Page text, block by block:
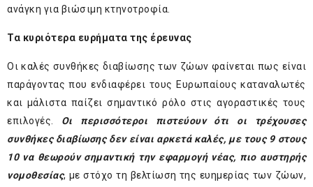
ανάγκη για βιώσιμη κτηνοτροφία.
Τα κυριότερα ευρήματα της έρευνας
Οι καλές συνθήκες διαβίωσης των ζώων φαίνεται πως είναι
παράγοντας που ενδιαφέρει τους Ευρωπαίους καταναλωτές
και μάλιστα παίζει σημαντικό ρόλο στις αγοραστικές τους
επιλογές. Οι περισσότεροι πιστεύουν ότι οι τρέχουσες
συνθήκες διαβίωσης δεν είναι αρκετά καλές, με τους 9 στους
10 να θεωρούν σημαντική την εφαρμογή νέας, πιο αυστηρής
νομοθεσίας, με στόχο τη βελτίωση της ευημερίας των ζώων,